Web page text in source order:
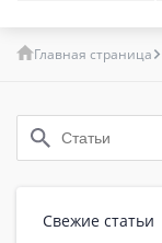
Главная страница
Свежие статьи